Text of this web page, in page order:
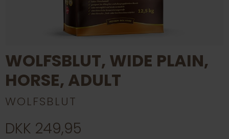
WOLFSBLUT, WIDE PLAIN,
HORSE, ADULT
WOLFSBLUT
DKK 249,95